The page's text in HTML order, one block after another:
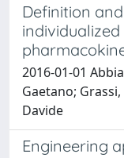
Definition
2016-01-01
Gaetano;
Davide
Engineering